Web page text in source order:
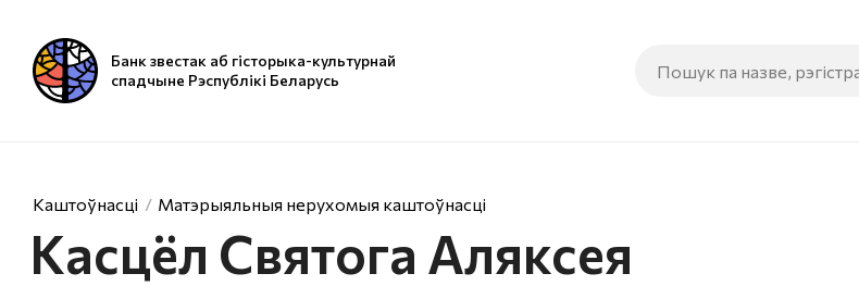
Банк звестак аб гісторыка-культурнай
спадчыне Рэспублікі Беларусь
Каштоўнасці Матэрыяльныя нерухомыя каштоўнасці
Касцёл Святога Аляксея